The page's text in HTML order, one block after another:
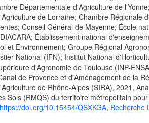
Départementale d'Agriculture de
de Lorraine; Chambre Régionale
Conseil Général de Mayenne; École
Établissement national
et Environnement; Groupe Régional
National (IFN); Institut National
d'Agronomie de Toulouse (INP-
de Provence et d'Aménagement de la
de Rhône-Alpes (SIRA), 2021,
Sols (RMQS) du territoire métropolitain
https://doi.org/10.15454/QSXKGA,